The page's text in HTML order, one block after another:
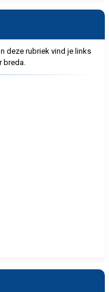
deze rubriek vind je links
breda.